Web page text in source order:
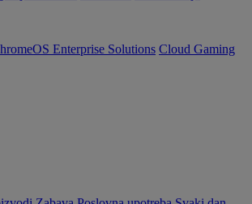
Enterprise Solutions Cloud Gaming